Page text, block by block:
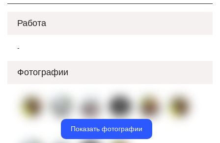
Работа
-
Фотографии
Показать фотографии